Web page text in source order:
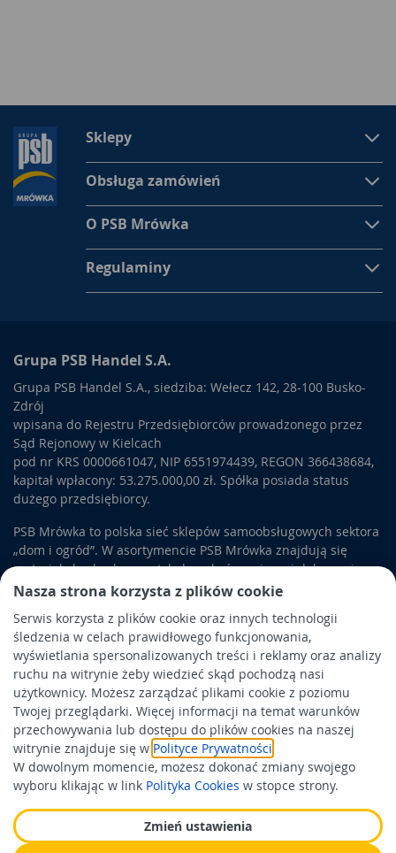
Nasza strona korzysta z plików cookie
Serwis korzysta z plików cookie oraz innych technologii
śledzenia w celach prawidłowego funkcjonowania,
wyświetlania spersonalizowanych treści i reklamy oraz analizy
ruchu na witrynie żeby wiedzieć skąd pochodzą nasi
użytkownicy. Możesz zarządzać plikami cookie z poziomu
Twojej przeglądarki. Więcej informacji na temat warunków
przechowywania lub dostępu do plików cookies na naszej
witrynie znajduje się w Polityce Prywatności
W dowolnym momencie, możesz dokonać zmiany swojego
wyboru klikając w link Polityka Cookies w stopce strony.
Zmień ustawienia
Sklepy
Obsługa zamówień
O PSB Mrówka
Regulaminy
Grupa PSB Handel S.A.
Grupa PSB Handel S.A., siedziba: Wełecz 142, 28-100 Busko-
Zdrój
wpisana do Rejestru Przedsiębiorców prowadzonego przez
Sąd Rejonowy w Kielcach
pod nr KRS 0000661047, NIP 6551974439, REGON 366438684,
kapitał wpłacony: 53.275.000,00 zł. Spółka posiada status
dużego przedsiębiorcy.
PSB Mrówka to polska sieć sklepów samoobsługowych sektora
„dom i ogród”. W asortymencie PSB Mrówka znajdują się
materiały budowlane, artykuły wykończeniowe i dekoracyjne,
wyposażenie łazienek i kuchni, elektronarzędzia, a także
artykuły związane z ogrodem i otoczeniem domu.
Obowiązek informacyjny
Polityka prywatności
Polityka Cookies
Odbiór zużytego sprzętu
Wspierają nas: